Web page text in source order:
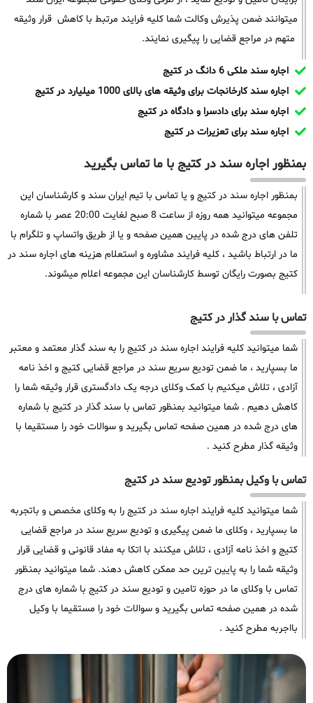
میتوانند ضمن پذیرش وکالت شما کلیه فرایند مرتبط با کاهش قرار وثیقه
متهم در مراجع قضایی را پیگیری نمایند.
اجاره سند ملکی 6 دانگ در کتیج
اجاره سند کارخانجات برای وثیقه های بالای 1000 میلیارد در کتیج
اجاره سند برای دادسرا و دادگاه در کتیج
اجاره سند برای تعزیرات در کتیج
بمنظور اجاره سند در کتیج با ما تماس بگیرید
بمنظور اجاره سند در کتیج و یا تماس با تیم ایران سند و کارشناسان این
مجموعه میتوانید همه روزه از ساعت 8 صبح لغایت 20:00 عصر با شماره
تلفن های درج شده در پایین همین صفحه و یا از طریق واتساپ و تلگرام با
ما در ارتباط باشید ، کلیه فرایند مشاوره و استعلام هزینه های اجاره سند در
کتیج بصورت رایگان توسط کارشناسان این مجموعه اعلام میشوند.
تماس با سند گذار در کتیج
شما میتوانید کلیه فرایند اجاره سند در کتیج را به سند گذار معتمد و معتبر
ما بسپارید ، ما ضمن تودیع سریع سند در مراجع قضایی کتیج و اخذ نامه
آزادی ، تلاش میکنیم با کمک وکلای درجه یک دادگستری قرار وثیقه شما را
کاهش دهیم . شما میتوانید بمنظور تماس با سند گذار در کتیج با شماره
های درج شده در همین صفحه تماس بگیرید و سوالات خود را مستقیما با
وثیقه گذار مطرح کنید .
تماس با وکیل بمنظور تودیع سند در کتیج
شما میتوانید کلیه فرایند اجاره سند در کتیج را به وکلای مخصص و باتجربه
ما بسپارید ، وکلای ما ضمن پیگیری و تودیع سریع سند در مراجع قضایی
کتیج و اخذ نامه آزادی ، تلاش میکنند با اتکا به مفاد قانونی و قضایی قرار
وثیقه شما را به پایین ترین حد ممکن کاهش دهند. شما میتوانید بمنظور
تماس با وکلای ما در حوزه تامین و تودیع سند در کتیج با شماره های درج
شده در همین صفحه تماس بگیرید و سوالات خود را مستقیما با وکیل
بااجربه مطرح کنید .